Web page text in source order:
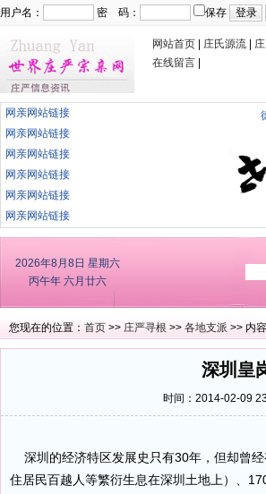
用户名： 密 码： 保存
网站首页 庄氏源流
在线留言
网亲网站链接
网亲网站链接
网亲网站链接
网亲网站链接
网亲网站链接
网亲网站链接
2026年8月8日 星期六
丙午年 六月廿六
您现在的位置： 首页 >> 庄严寻根 >> 各地支派 >> 内容
深圳皇
时间：2014-02-09
深圳的经济特区发展史只有30年，但却曾
住居民百越人等繁衍生息在深圳土地上）、